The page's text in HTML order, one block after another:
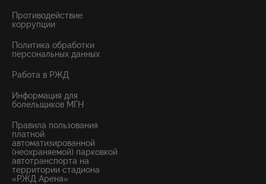
Противодействие
коррупции
Политика обработки
персональных данных
Работа в РЖД
Информация для
болельщиков МГН
Правила пользования
платной
автоматизированной
(неохраняемой) парковкой
автотранспорта на
территории стадиона
«РЖД Арена»